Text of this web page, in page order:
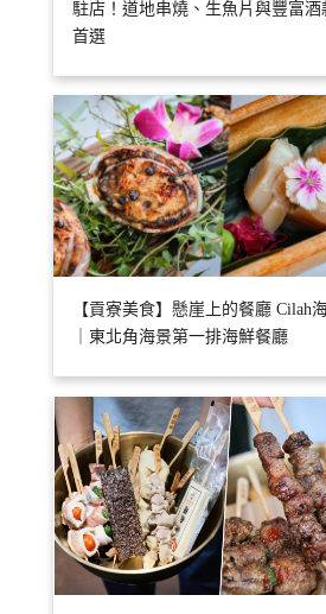
駐店！道地串燒、生魚片與豐富酒
首選
【貢寮美食】懸崖上的餐廳 Cilah
｜東北角海景第一排海鮮餐廳